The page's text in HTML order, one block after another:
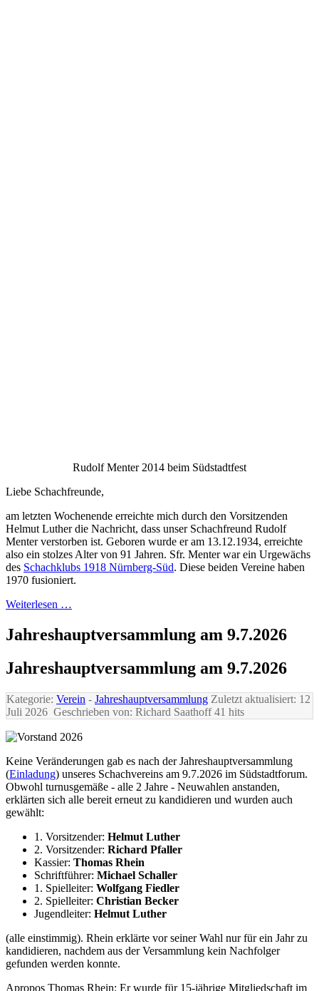
Rudolf Menter 2014 beim Südstadtfest
Liebe Schachfreunde,
am letzten Wochenende erreichte mich durch den Vorsitzenden
Helmut Luther die Nachricht, dass unser Schachfreund Rudolf
Menter verstorben ist. Geboren wurde er am 13.12.1934, erreichte
also ein stolzes Alter von 91 Jahren. Sfr. Menter war ein Urgewächs
des Schachklubs 1918 Nürnberg-Süd. Diese beiden Vereine haben
1970 fusioniert.
Weiterlesen …
Jahreshauptversammlung am 9.7.2026
Jahreshauptversammlung am 9.7.2026
Kategorie: Verein - Jahreshauptversammlung Zuletzt aktualisiert: 12
Juli 2026 Geschrieben von: Richard Saathoff41 hits
Keine Veränderungen gab es nach der Jahreshauptversammlung
(Einladung) unseres Schachvereins am 9.7.2026 im Südstadtforum.
Obwohl turnusgemäße - alle 2 Jahre - Neuwahlen anstanden,
erklärten sich alle bereit erneut zu kandidieren und wurden auch
gewählt:
1. Vorsitzender: Helmut Luther
2. Vorsitzender: Richard Pfaller
Kassier: Thomas Rhein
Schriftführer: Michael Schaller
1. Spielleiter: Wolfgang Fiedler
2. Spielleiter: Christian Becker
Jugendleiter: Helmut Luther
(alle einstimmig). Rhein erklärte vor seiner Wahl nur für ein Jahr zu
kandidieren, nachdem aus der Versammlung kein Nachfolger
gefunden werden konnte.
Apropos Thomas Rhein: Er wurde für 15-jährige Mitgliedschaft im